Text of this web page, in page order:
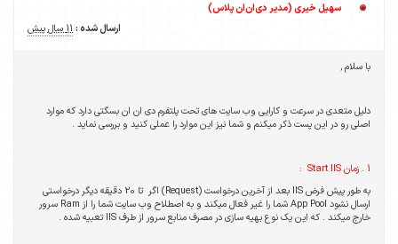
سهیل خیری (مدیر دی‌ان‌ان پلاس)
ارسال شده : 11 سال پیش
با سلام ,
دلیل متعدی در سرعت و کارایی وب سایت های تحت پلتفرم دی ان ان بسگتی دارد که موارد
اصلی رو در این پست ذکر میکنم و شما نیز این موارد را عملی کنید و بررسی نماید .
1 . زمان Start IIS :
به طور پیش فرض IIS بعد از آخرین درخواست (Request) اگر تا 20 دقیقه دیگر درخواستی
ارسال نشود App Pool شما را غیر فعال میکند و به اصطلاح وب سایت شما را از Ram سرور
خارج میکند . که این یک نوع بهیه سازی در مصرف منابع سرور از طرف IIS تعبیه شده .